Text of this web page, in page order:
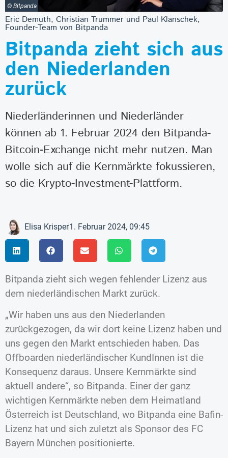
© Bitpanda
Eric Demuth, Christian Trummer und Paul Klanschek,
Founder-Team von Bitpanda
Bitpanda zieht sich aus
den Niederlanden
zurück
Niederländerinnen und Niederländer
können ab 1. Februar 2024 den Bitpanda-
Bitcoin-Exchange nicht mehr nutzen. Man
wolle sich auf die Kernmärkte fokussieren,
so die Krypto-Investment-Plattform.
Elisa Krisper1. Februar 2024, 09:45
Bitpanda zieht sich wegen fehlender Lizenz aus
dem niederländischen Markt zurück.
„Wir haben uns aus den Niederlanden
zurückgezogen, da wir dort keine Lizenz haben und
uns gegen den Markt entschieden haben. Das
Offboarden niederländischer KundInnen ist die
Konsequenz daraus. Unsere Kernmärkte sind
aktuell andere“, so Bitpanda. Einer der ganz
wichtigen Kernmärkte neben dem Heimatland
Österreich ist Deutschland, wo Bitpanda eine Bafin-
Lizenz hat und sich zuletzt als Sponsor des FC
Bayern München positionierte.